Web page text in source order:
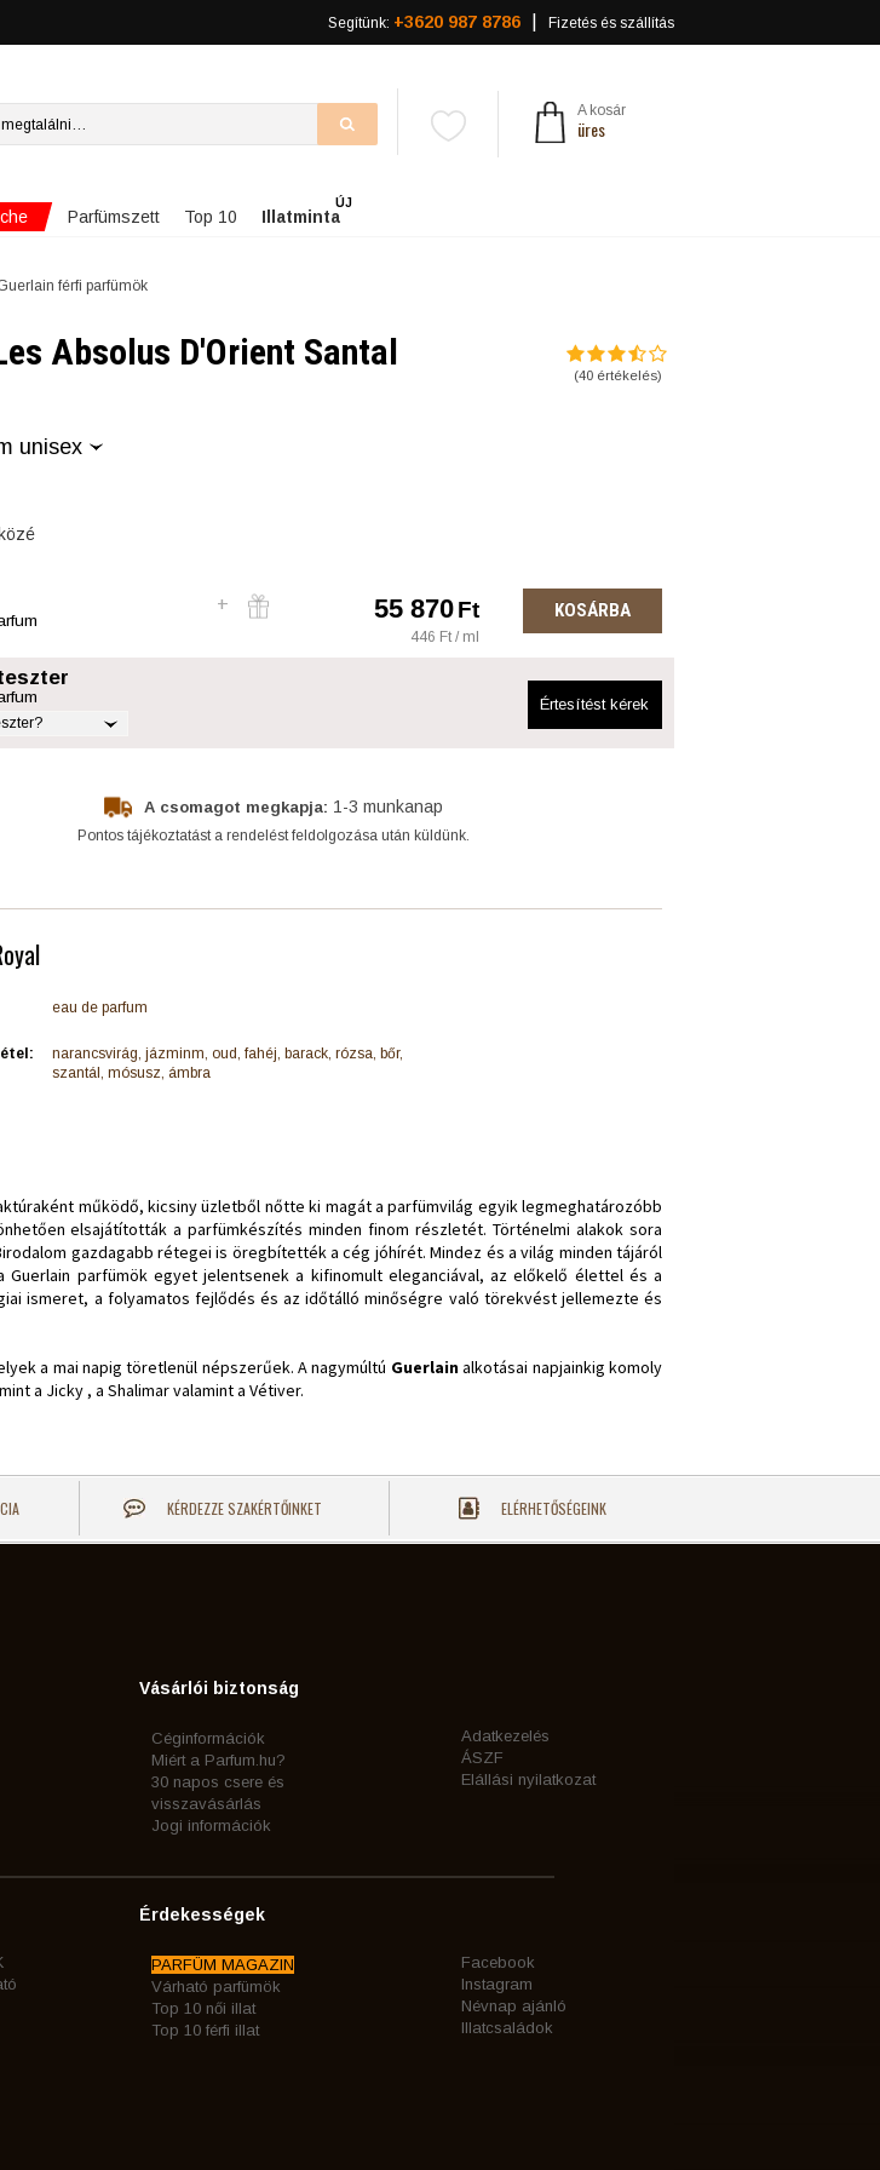
Segítünk: +3620 987 8786 Fizetés és szállítás
A kosár
üres
Parfümszett Top 10 Illatminta
ÚJ
férfi parfümök
Absolus D'Orient Santal
unisex
(40értékelés)
55 870Ft
446 Ft / ml
KOSÁRBA
Értesítést kérek
A csomagot megkapja: 1-3 munkanap
Pontos tájékoztatást a rendelést feldolgozása után küldünk.
eau de parfum
narancsvirág, jázminm, oud, fahéj, barack, rózsa, bőr,
szantál, mósusz, ámbra
működő, kicsiny üzletből nőtte ki magát a parfümvilág egyik legmeghatározóbb
elsajátították a parfümkészítés minden finom részletét. Történelmi alakok sora
gazdagabb rétegei is öregbítették a cég jóhírét. Mindez és a világ minden tájáról
parfümök egyet jelentsenek a kifinomult eleganciával, az előkelő élettel és a
ismeret, a folyamatos fejlődés és az időtálló minőségre való törekvést jellemezte és
a mai napig töretlenül népszerűek. A nagymúltú Guerlainalkotásai napjainkig komoly
a Jicky , a Shalimar valamint a Vétiver.
KÉRDEZZE SZAKÉRTŐINKET ELÉRHETŐSÉGEINK
Vásárlói biztonság
Céginformációk
Miért a Parfum.hu?
30 napos csere és
visszavásárlás
Jogi információk
Adatkezelés
ÁSZF
Elállási nyilatkozat
Érdekességek
PARFÜM MAGAZIN
Várható parfümök
Top 10 női illat
Top 10 férfi illat
Facebook
Instagram
Névnap ajánló
Illatcsaládok